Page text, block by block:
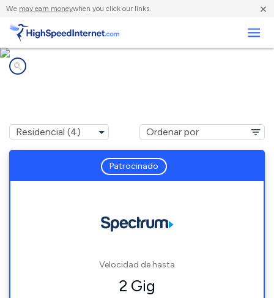
We may earn moneywhen you click our links. ×
Patrocinado
Velocidad de hasta
2 Gig